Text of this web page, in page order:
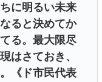
に明るい未来
ると決めてか
る。最大限尽
はさておき、
《ド市民代表